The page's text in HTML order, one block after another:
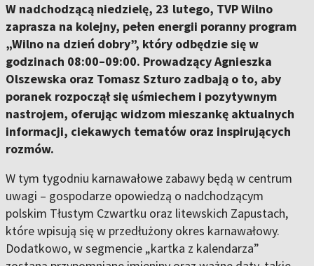
W nadchodzącą niedzielę, 23 lutego, TVP Wilno
zaprasza na kolejny, pełen energii poranny program
„Wilno na dzień dobry”, który odbędzie się w
godzinach 08:00–09:00. Prowadzący Agnieszka
Olszewska oraz Tomasz Szturo zadbają o to, aby
poranek rozpoczął się uśmiechem i pozytywnym
nastrojem, oferując widzom mieszankę aktualnych
informacji, ciekawych tematów oraz inspirujących
rozmów.
W tym tygodniu karnawałowe zabawy będą w centrum
uwagi – gospodarze opowiedzą o nadchodzącym
polskim Tłustym Czwartku oraz litewskich Zapustach,
które wpisują się w przedłużony okres karnawałowy.
Dodatkowo, w segmencie „kartka z kalendarza”